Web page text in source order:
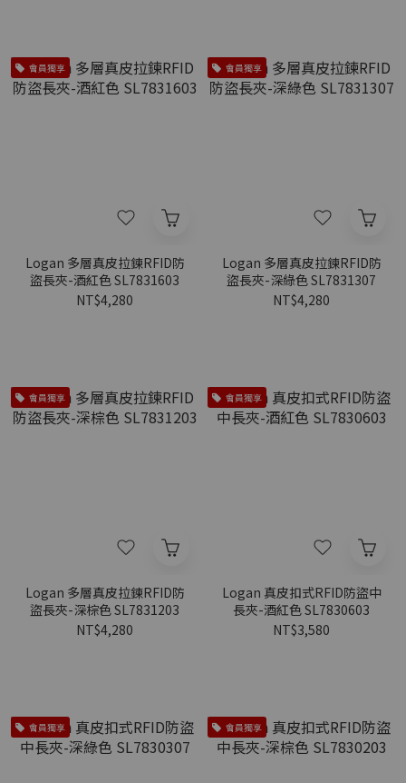
會員獨享
Logan 多層真皮拉鍊RFID防
盜長夾-酒紅色 SL7831603
NT$4,280
會員獨享
Logan 多層真皮拉鍊RFID防
盜長夾-深綠色 SL7831307
NT$4,280
會員獨享
Logan 多層真皮拉鍊RFID防
盜長夾-深棕色 SL7831203
NT$4,280
會員獨享
Logan 真皮扣式RFID防盜中
長夾-酒紅色 SL7830603
NT$3,580
會員獨享 會員獨享